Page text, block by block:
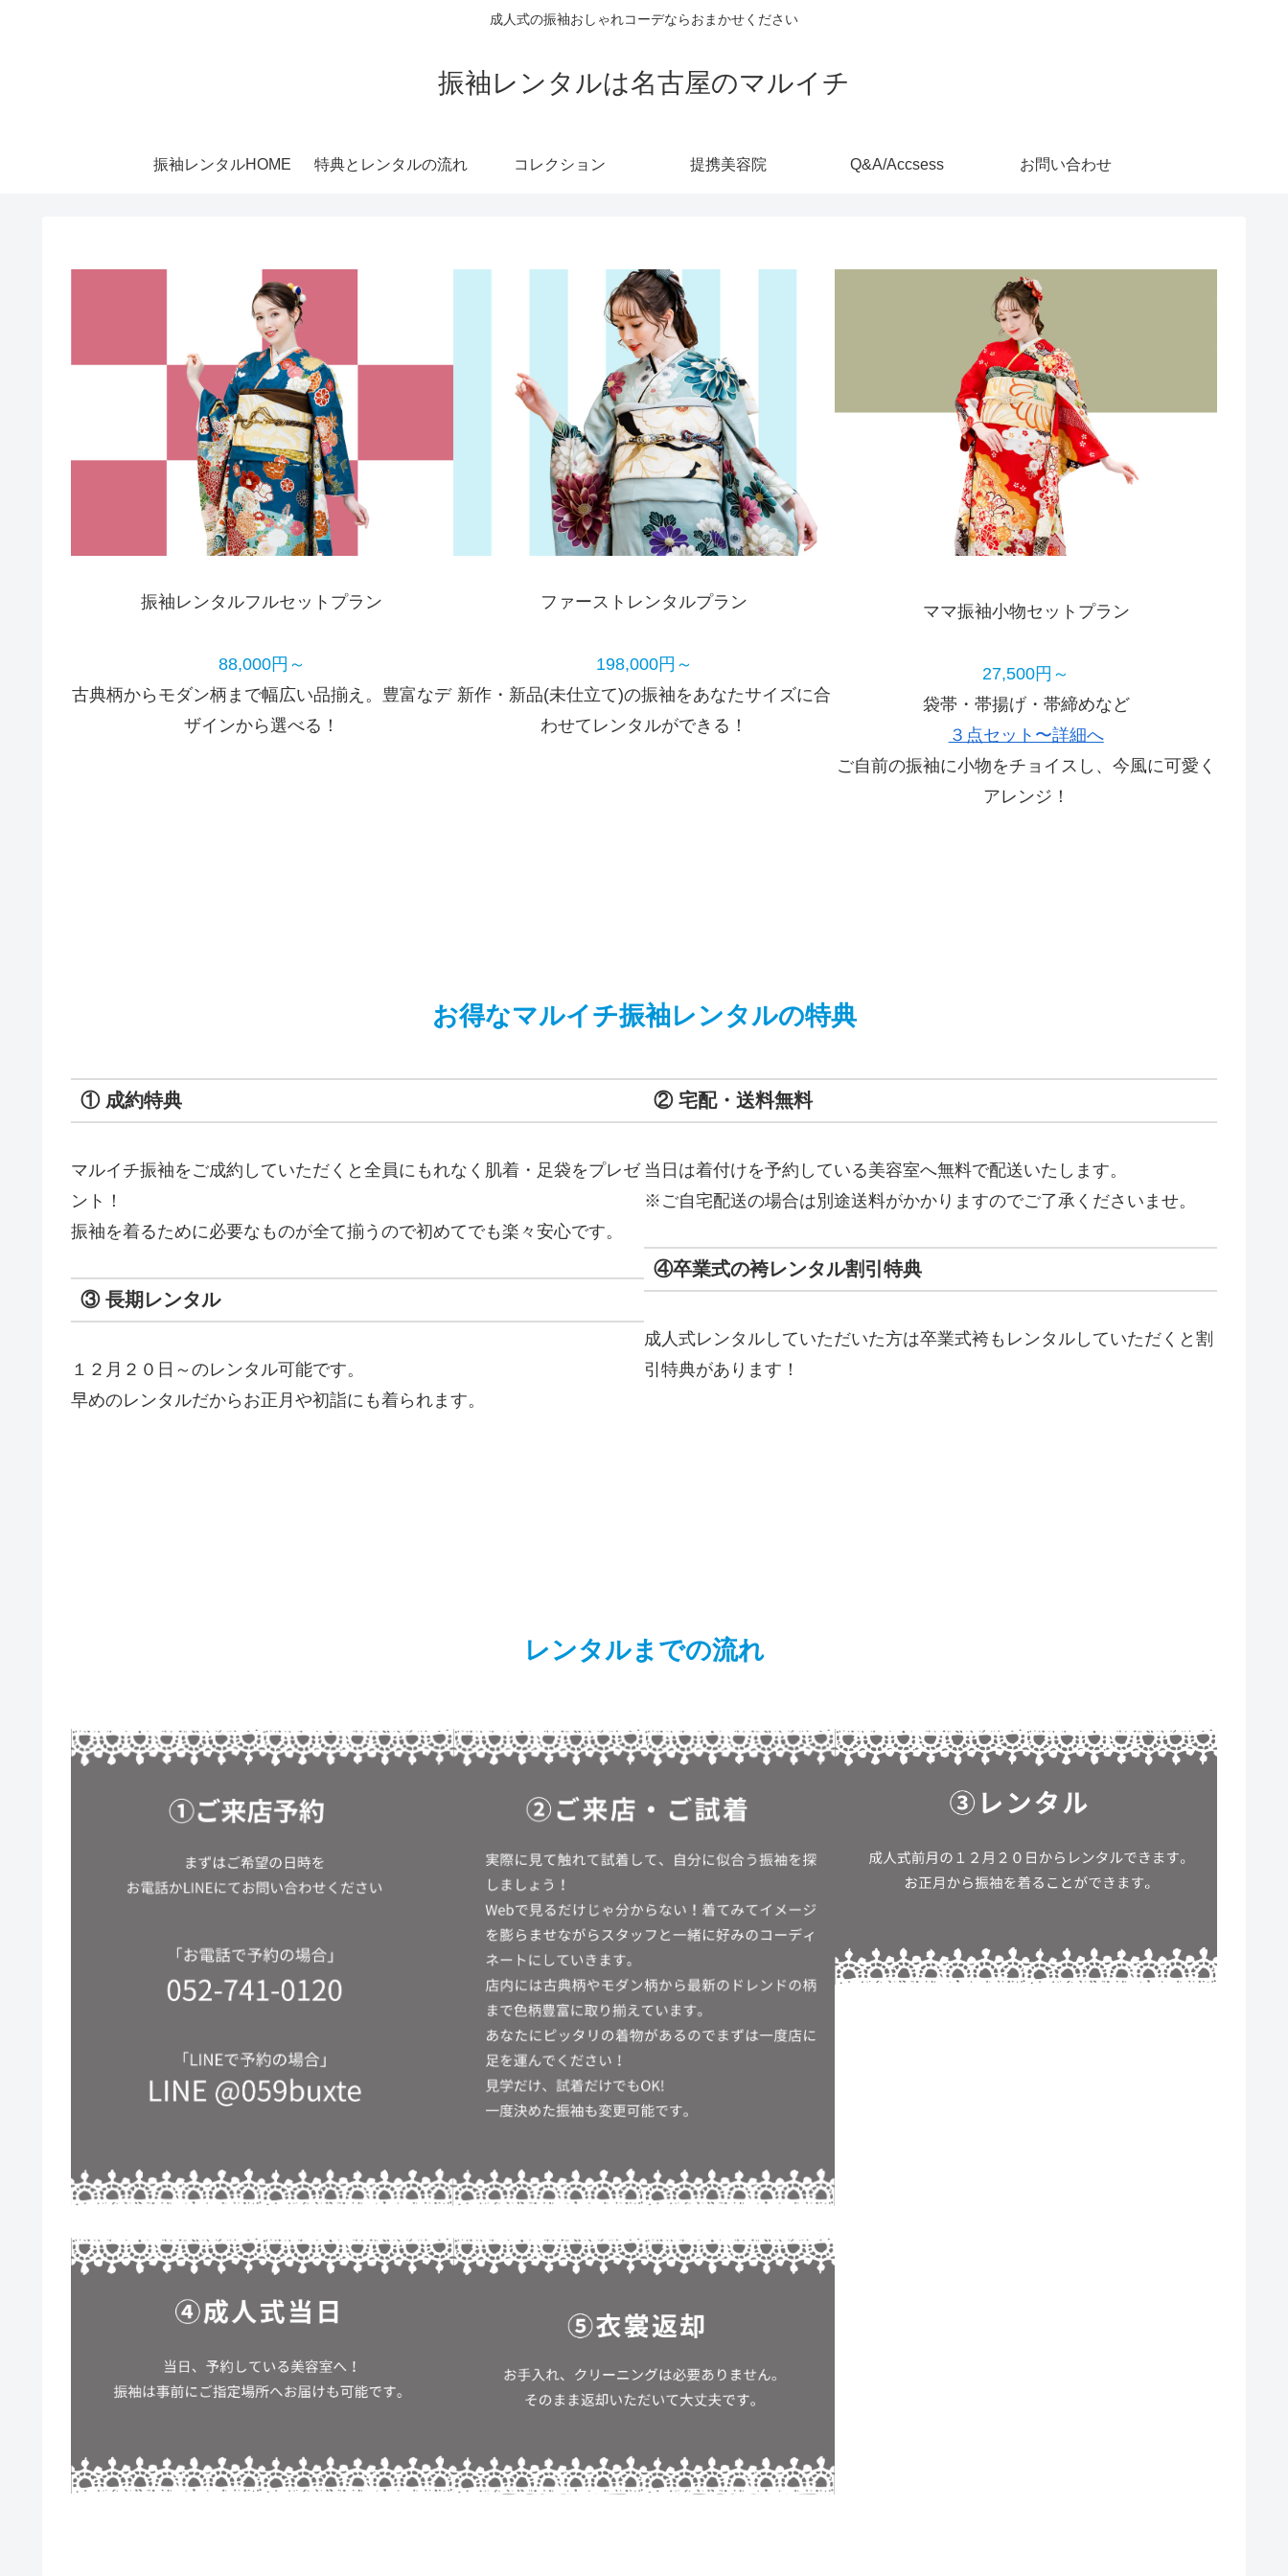
成人式の振袖おしゃれコーデならおまかせください
振袖レンタルは名古屋のマルイチ
振袖レンタルHOME 特典とレンタルの流れ コレクション 提携美容院 Q&A/Accsess お問い合わせ
振袖レンタルフルセットプラン
88,000円～
古典柄からモダン柄まで幅広い品揃え。豊富なデ
ザインから選べる！
ファーストレンタルプラン
198,000円～
新作・新品(未仕立て)の振袖をあなたサイズに合
わせてレンタルができる！
ママ振袖小物セットプラン
27,500円～
袋帯・帯揚げ・帯締めなど
３点セット〜詳細へ
ご自前の振袖に小物をチョイスし、今風に可愛く
アレンジ！
お得なマルイチ振袖レンタルの特典
① 成約特典
マルイチ振袖をご成約していただくと全員にもれなく肌着・足袋をプレゼ
ント！
振袖を着るために必要なものが全て揃うので初めてでも楽々安心です。
③ 長期レンタル
１２月２０日～のレンタル可能です。
早めのレンタルだからお正月や初詣にも着られます。
② 宅配・送料無料
当日は着付けを予約している美容室へ無料で配送いたします。
※ご自宅配送の場合は別途送料がかかりますのでご了承くださいませ。
④卒業式の袴レンタル割引特典
成人式レンタルしていただいた方は卒業式袴もレンタルしていただくと割
引特典があります！
レンタルまでの流れ